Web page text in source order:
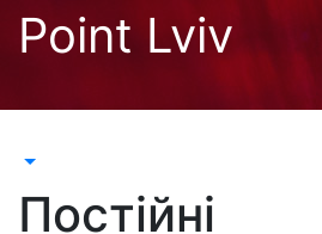
Перейти
Point Lviv
Постійні